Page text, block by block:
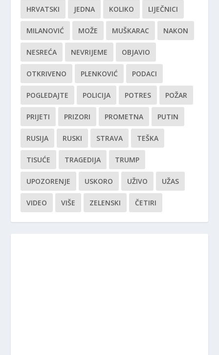
HRVATSKI JEDNA KOLIKO LIJEČNICI
MILANOVIĆ MOŽE MUŠKARAC NAKON
NESREĆA NEVRIJEME OBJAVIO
OTKRIVENO PLENKOVIĆ PODACI
POGLEDAJTE POLICIJA POTRES POŽAR
PRIJETI PRIZORI PROMETNA PUTIN
RUSIJA RUSKI STRAVA TEŠKA
TISUĆE TRAGEDIJA TRUMP
UPOZORENJE USKORO UŽIVO UŽAS
VIDEO VIŠE ZELENSKI ČETIRI